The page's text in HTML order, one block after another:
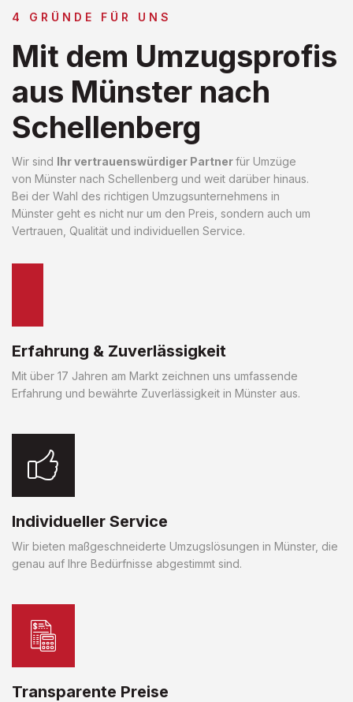
4 GRÜNDE FÜR UNS
Mit dem Umzugsprofis
aus Münster nach
Schellenberg
Wir sind Ihr vertrauenswürdiger Partnerfür Umzüge
von Münster nach Schellenberg und weit darüber hinaus.
Bei der Wahl des richtigen Umzugsunternehmens in
Münster geht es nicht nur um den Preis, sondern auch um
Vertrauen, Qualität und individuellen Service.
Erfahrung & Zuverlässigkeit
Mit über 17 Jahren am Markt zeichnen uns umfassende
Erfahrung und bewährte Zuverlässigkeit in Münster aus.
Individueller Service
Wir bieten maßgeschneiderte Umzugslösungen in Münster, die
genau auf Ihre Bedürfnisse abgestimmt sind.
Transparente Preise